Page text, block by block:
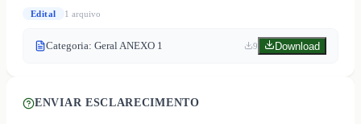
Edital 1 arquivo
Categoria: Geral ANEXO 1 9 Download
ENVIAR ESCLARECIMENTO